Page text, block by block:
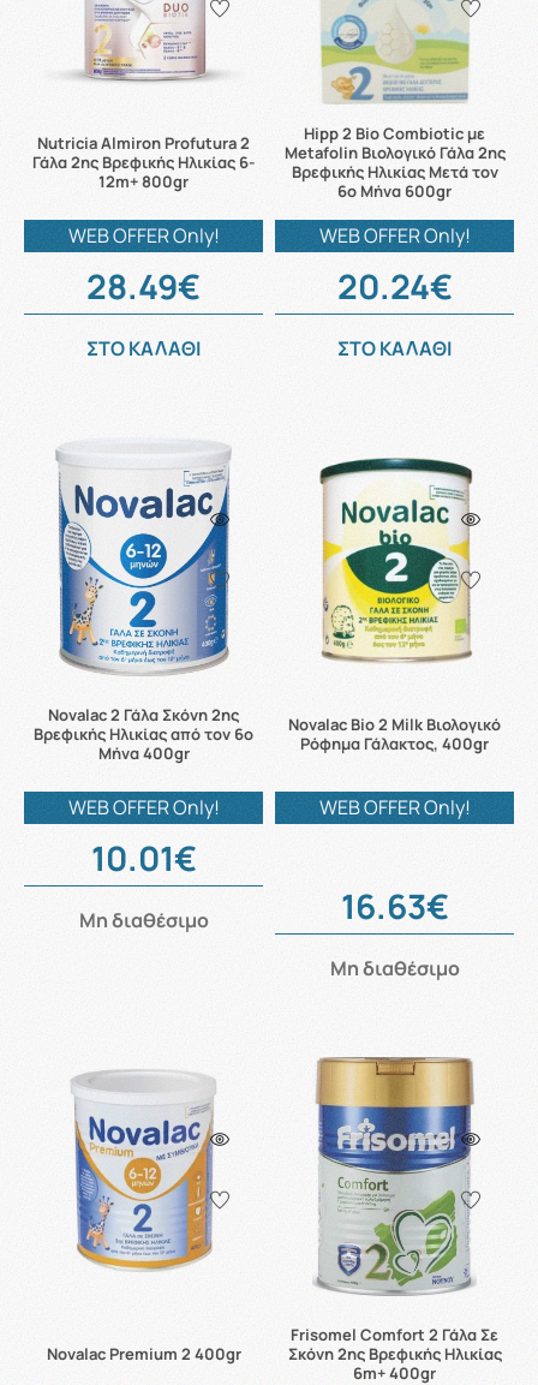
Nutricia Almiron Profutura 2
Γάλα 2ης Βρεφικής Ηλικίας 6-
12m+ 800gr
WEB OFFER Only!
28.49€
ΣΤΟ ΚΑΛΑΘΙ
Hipp 2 Bio Combiotic με
Metafolin Βιολογικό Γάλα 2ης
Βρεφικής Ηλικίας Μετά τον
6ο Μήνα 600gr
WEB OFFER Only!
20.24€
ΣΤΟ ΚΑΛΑΘΙ
Novalac 2 Γάλα Σκόνη 2ης
Βρεφικής Ηλικίας από τον 6ο
Μήνα 400gr
WEB OFFER Only!
10.01€
Μη διαθέσιμο
Novalac Bio 2 Milk Βιολογικό
Ρόφημα Γάλακτος, 400gr
WEB OFFER Only!
16.63€
Μη διαθέσιμο
Novalac Premium 2 400gr
Frisomel Comfort 2 Γάλα Σε
Σκόνη 2ης Βρεφικής Ηλικίας
6m+ 400gr